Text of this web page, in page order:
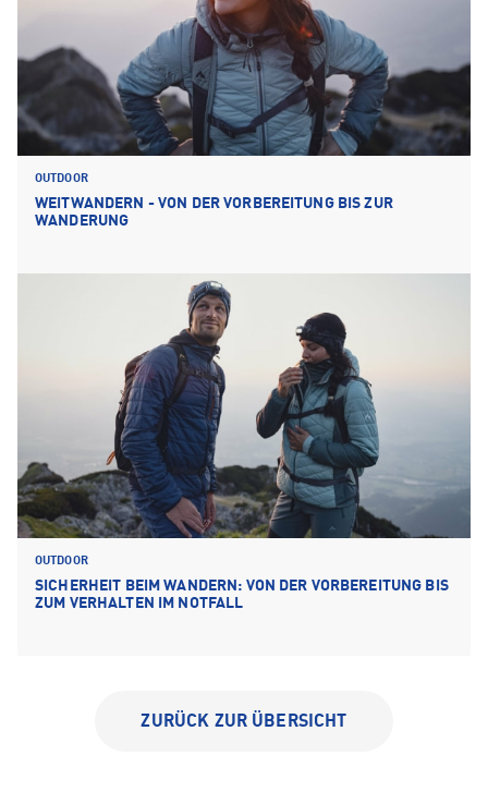
OUTDOOR
WEITWANDERN - VON DER VORBEREITUNG BIS ZUR
WANDERUNG
OUTDOOR
SICHERHEIT BEIM WANDERN: VON DER VORBEREITUNG BIS
ZUM VERHALTEN IM NOTFALL
ZURÜCK ZUR ÜBERSICHT